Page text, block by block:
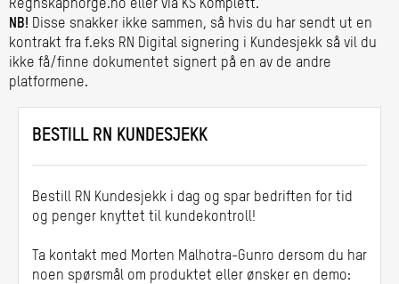
Regnskapnorge.no eller via KS Komplett.
NB! Disse snakker ikke sammen, så hvis du har sendt ut en
kontrakt fra f.eks RN Digital signering i Kundesjekk så vil du
ikke få/finne dokumentet signert på en av de andre
platformene.
BESTILL RN KUNDESJEKK
Bestill RN Kundesjekk i dag og spar bedriften for tid
og penger knyttet til kundekontroll!
Ta kontakt med Morten Malhotra-Gunro dersom du har
noen spørsmål om produktet eller ønsker en demo: